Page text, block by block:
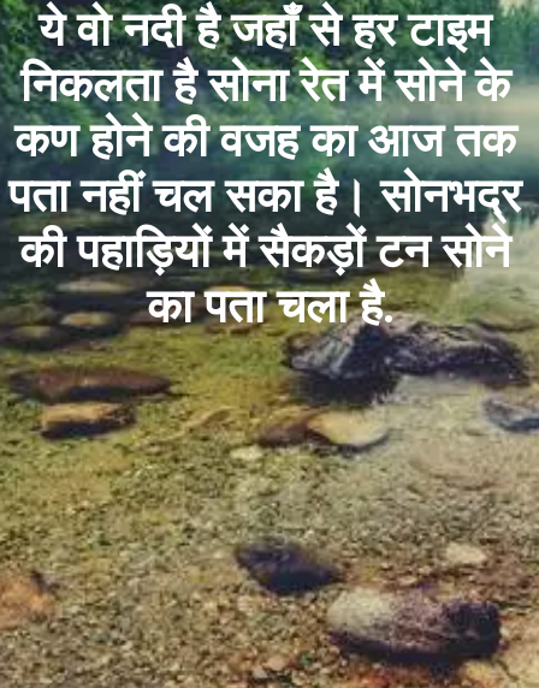
ये वो नदी है जहाँ से हर टाइम
निकलता है सोना रेत में सोने के
कण होने की वजह का आज तक
पता नहीं चल सका है। सोनभद्र
की पहाड़ियों में सैकड़ों टन सोने
का पता चला है.